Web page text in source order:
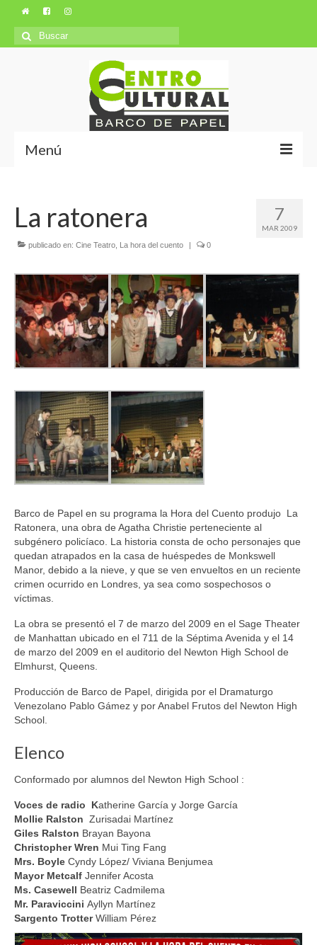
Búsqueda
para:
Menú
Ubicación
Autores
7
MAR 2009
La ratonera
publicado en: Cine Teatro La hora del cuento | 0
Barco de Papel en su programa la Hora del Cuento produjo La
Ratonera, una obra de Agatha Christie perteneciente al
subgénero policíaco. La historia consta de ocho personajes que
quedan atrapados en la casa de huéspedes de Monkswell
Manor, debido a la nieve, y que se ven envueltos en un reciente
crimen ocurrido en Londres, ya sea como sospechosos o
víctimas.
La obra se presentó el 7 de marzo del 2009 en el Sage Theater
de Manhattan ubicado en el 711 de la Séptima Avenida y el 14
de marzo del 2009 en el auditorio del Newton High School de
Elmhurst, Queens.
Producción de Barco de Papel, dirigida por el Dramaturgo
Venezolano Pablo Gámez y por Anabel Frutos del Newton High
School.
Elenco
Conformado por alumnos del Newton High School :
Voces de radio Katherine García y Jorge García
Mollie Ralston Zurisadai Martínez
Giles Ralston Brayan Bayona
Christopher Wren Mui Ting Fang
Mrs. Boyle Cyndy López/ Viviana Benjumea
Mayor Metcalf Jennifer Acosta
Ms. Casewell Beatriz Cadmilema
Mr. Paraviccini Ayllyn Martínez
Sargento TrotterWilliam Pérez